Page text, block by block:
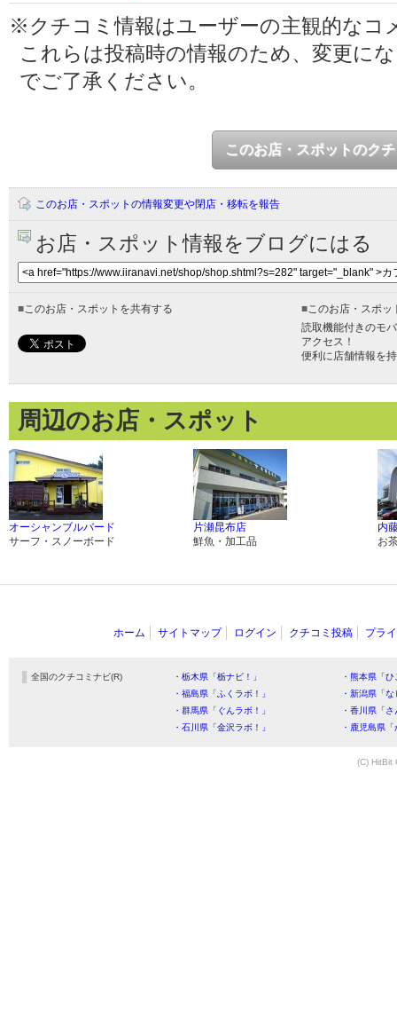
※クチコミ情報はユーザーの主観的なコ
これらは投稿時の情報のため、変更に
でご了承ください。
このお店・スポットのク
このお店・スポットの情報変更や閉店・移転を報告
お店・スポット情報をブログにはる
■このお店・スポットを共有する ■このお店・スポッ
読取機能付きのモ
アクセス！
便利に店舗情報を
周辺のお店・スポット
オーシャンブルバード
サーフ・スノーボード
片瀬昆布店
鮮魚・加工品
内
お
ホーム サイトマップ ログイン クチコミ投稿 プラ
全国のクチコミナビ(R) ・栃木県「栃ナビ！」
・熊本県「
・福島県「ふくラボ！」
・新潟県「
・群馬県「ぐんラボ！」
・香川県「
・石川県「金沢ラボ！」
・鹿児島県
(C) HitBit